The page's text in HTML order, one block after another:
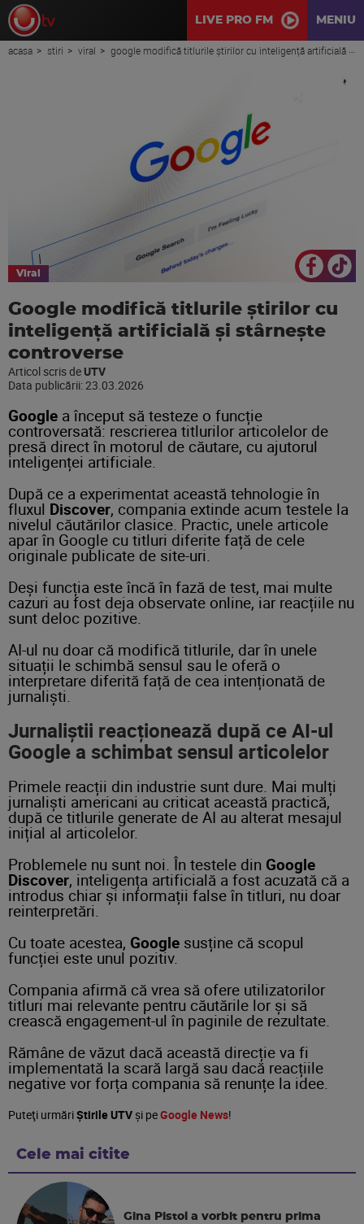
LIVE PRO FM MENIU
acasa stiri viral google modifică titlurile știrilor cu inteligență artificială și stârnește controverse
Viral
Google modifică titlurile știrilor cu
inteligență artificială și stârnește
controverse
Articol scris de UTV
Data publicării:23.03.2026
Google a început să testeze o funcție
controversată: rescrierea titlurilor articolelor de
presă direct în motorul de căutare, cu ajutorul
inteligenței artificiale.
După ce a experimentat această tehnologie în
fluxul Discover, compania extinde acum testele la
nivelul căutărilor clasice. Practic, unele articole
apar în Google cu titluri diferite față de cele
originale publicate de site-uri.
Deși funcția este încă în fază de test, mai multe
cazuri au fost deja observate online, iar reacțiile nu
sunt deloc pozitive.
AI-ul nu doar că modifică titlurile, dar în unele
situații le schimbă sensul sau le oferă o
interpretare diferită față de cea intenționată de
jurnaliști.
Jurnaliștii reacționează după ce AI-ul
Google a schimbat sensul articolelor
Primele reacții din industrie sunt dure. Mai mulți
jurnaliști americani au criticat această practică,
după ce titlurile generate de AI au alterat mesajul
inițial al articolelor.
Problemele nu sunt noi. În testele din Google
Discover, inteligența artificială a fost acuzată că a
introdus chiar și informații false în titluri, nu doar
reinterpretări.
Cu toate acestea, Google susține că scopul
funcției este unul pozitiv.
Compania afirmă că vrea să ofere utilizatorilor
titluri mai relevante pentru căutările lor și să
crească engagement-ul în paginile de rezultate.
Rămâne de văzut dacă această direcție va fi
implementată la scară largă sau dacă reacțiile
negative vor forța compania să renunțe la idee.
Puteţi urmăriȘtirile UTVşi peGoogle News!
Cele mai citite
Gina Pistol a vorbit pentru prima